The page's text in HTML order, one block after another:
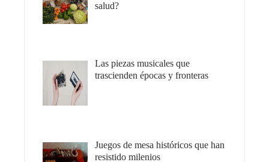
salud?
Las piezas musicales que
trascienden épocas y fronteras
Juegos de mesa históricos que han
resistido milenios